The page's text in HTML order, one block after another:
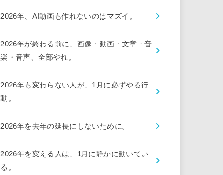
2026年、AI動画も作れないのはマズイ。
2026年が終わる前に、画像・動画・文章・音
楽・音声、全部やれ。
2026年も変わらない人が、1月に必ずやる行
動。
2026年を去年の延長にしないために。
2026年を変える人は、1月に静かに動いてい
る。